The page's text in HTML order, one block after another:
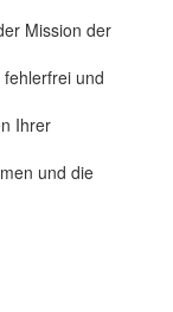
Mission der
und
Ihrer
und die